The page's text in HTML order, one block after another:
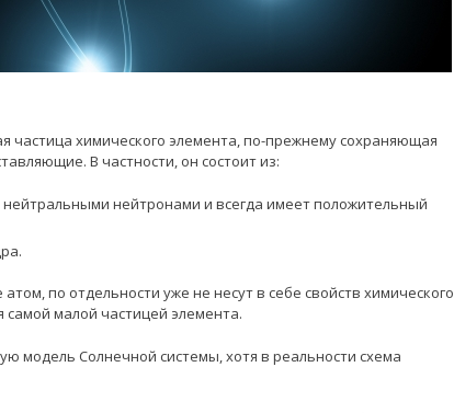
химического элемента, по-прежнему сохраняющая
В частности, он состоит из:
нейтронами и всегда имеет положительный
по отдельности уже не несут в себе свойств химического
малой частицей элемента.
модель Солнечной системы, хотя в реальности схема